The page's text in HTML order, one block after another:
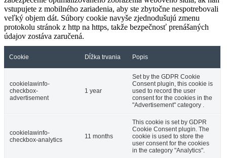
vstupujete z mobilného zariadenia, aby ste zbytočne nespotrebovali
veľký objem dát. Súbory cookie navyše zjednodušujú zmenu
protokolu stránok z http na https, takže bezpečnosť prenášaných
údajov zostáva zaručená.
Cookie Dĺžka trvania Popis
cookielawinfo-
checkbox-
advertisement
1 year
Set by the GDPR Cookie
Consent plugin, this cookie is
used to record the user
consent for the cookies in the
"Advertisement" category .
cookielawinfo-
checkbox-analytics
11 months
This cookie is set by GDPR
Cookie Consent plugin. The
cookie is used to store the
user consent for the cookies
in the category "Analytics".